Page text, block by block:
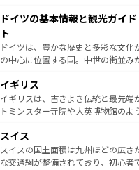
せる。地方によって風土や気候が異
ンテンツ一覧 を参照してほしい。
で、幅広い魅力が詰まっている。華
聖堂、美しいビーチ、そして豊かな
から魅了する。また、フランスは美
れ、フランス料理はユネスコ無形文
香り高いラベンダー畑など、多彩な
らに、パリ以外の地域にも魅力が溢
も豊かな歴史と文化が息づいている
を参照してほしい。
ドイツの基本情報と観光ガイ
ト
ドイツは、豊かな歴史と多彩な文化
の中心に位置する国。中世の街並み
顔を持つこの国は、どこを歩いても
ルリンの文化的活気、バイエルン州
してライン川沿いのワイン畑といっ
は、お酒好きな人にはぜひ体験してほしい。 な
ドイツ情報はコンテンツ一覧を参照
イギリス
イギリスは、古きよき伝統と最先端
トミンスター寺院や大英博物館のよ
リアごとに異なる魅力がある。また
ティー、ビール好きにはたまらない
戦など、本場だからこそできる体験
スイス
スイスの国土面積は九州ほどの広さ
な交通網が整備されており、初心者